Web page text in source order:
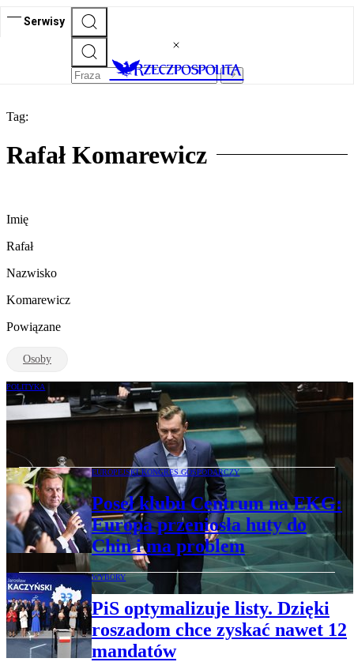
Serwisy
Tag:
Rafał Komarewicz
Imię
Rafał
Nazwisko
Komarewicz
Powiązane
Osoby
POLITYKA
Poseł Komarewicz krytykuje rząd Tuska.
„Ludzie się zawiedli”
EUROPEJSKI KONGRES GOSPODARCZY
Poseł klubu Centrum na EKG:
Europa przeniosła huty do
Chin i ma problem
WYBORY
PiS optymalizuje listy. Dzięki
roszadom chce zyskać nawet 12
mandatów